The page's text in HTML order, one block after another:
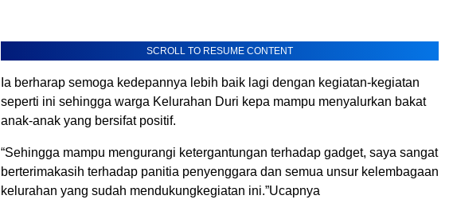
SCROLL TO RESUME CONTENT
Ia berharap semoga kedepannya lebih baik lagi dengan kegiatan-kegiatan
seperti ini sehingga warga Kelurahan Duri kepa mampu menyalurkan bakat
anak-anak yang bersifat positif.
“Sehingga mampu mengurangi ketergantungan terhadap gadget, saya sangat
berterimakasih terhadap panitia penyenggara dan semua unsur kelembagaan
kelurahan yang sudah mendukungkegiatan ini.”Ucapnya